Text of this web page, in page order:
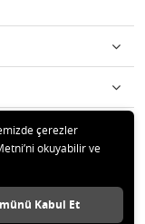
hakları saklıdır.
çerezler
okuyabilir ve
Kabul Et